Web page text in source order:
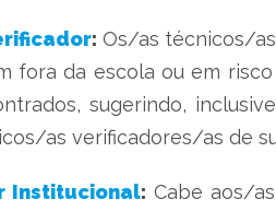
: Os/as técnicos/
fora da escola ou em
sugerindo,
as verificadores/as de
Institucional: Cabe aos/